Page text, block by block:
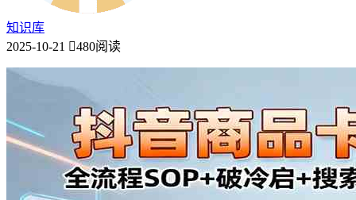
知识库
2025-10-21
480阅读